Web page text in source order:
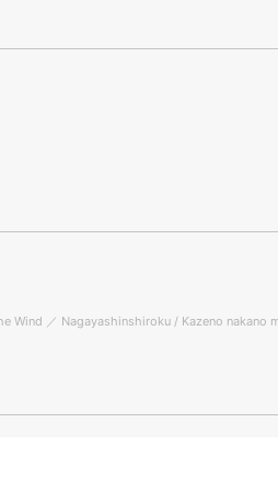
Wind ／ Nagayashinshiroku / Kazeno nakano